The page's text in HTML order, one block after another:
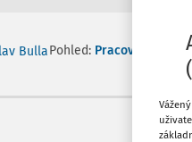
BullaPohled: Pracovněprávní